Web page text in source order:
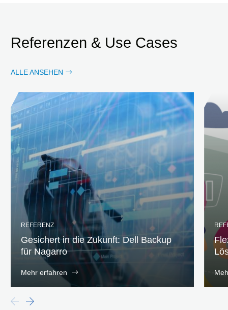
Referenzen & Use Cases
ALLE ANSEHEN
REFERENZ
Gesichert in die Zukunft: Dell Backup
für Nagarro
Mehr erfahren